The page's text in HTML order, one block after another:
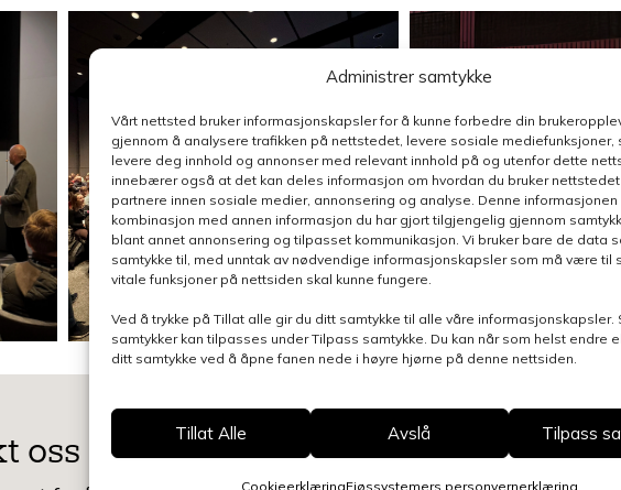
Administrer samtykke
Vårt nettsted bruker informasjonskapsler for å kunne forbedre din
gjennom å analysere trafikken på nettstedet, levere sosiale mediefunksjoner,
levere deg innhold og annonser med relevant innhold på og utenfor dette
innebærer også at det kan deles informasjon om hvordan du bruker
partnere innen sosiale medier, annonsering og analyse. Denne informasjonen
kombinasjon med annen informasjon du har gjort tilgjengelig gjennom
blant annet annonsering og tilpasset kommunikasjon. Vi bruker bare de data
samtykke til, med unntak av nødvendige informasjonskapsler som må være til
vitale funksjoner på nettsiden skal kunne fungere.
Ved å trykke på Tillat alle gir du ditt samtykke til alle våre informasjonskapsler.
samtykker kan tilpasses under Tilpass samtykke. Du kan når som helst endre
ditt samtykke ved å åpne fanen nede i høyre hjørne på denne nettsiden.
Tillat Alle Avslå Tilpass
CookieerklæringFjøssystemers personvernerklæring
oss